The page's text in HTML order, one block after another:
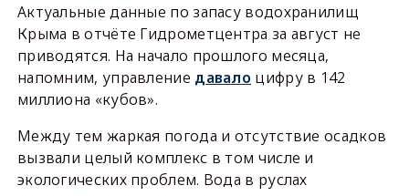
Актуальные данные по запасу водохранилищ
Крыма в отчёте Гидрометцентра за август не
приводятся. На начало прошлого месяца,
напомним, управление давало цифру в 142
миллиона «кубов».
Между тем жаркая погода и отсутствие осадков
вызвали целый комплекс в том числе и
экологических проблем. Вода в руслах